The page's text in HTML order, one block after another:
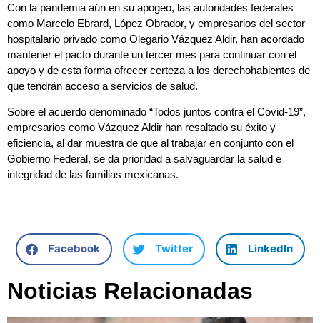
Con la pandemia aún en su apogeo, las autoridades federales
como Marcelo Ebrard, López Obrador, y empresarios del sector
hospitalario privado como Olegario Vázquez Aldir, han acordado
mantener el pacto durante un tercer mes para continuar con el
apoyo y de esta forma ofrecer certeza a los derechohabientes de
que tendrán acceso a servicios de salud.
Sobre el acuerdo denominado “Todos juntos contra el Covid-19”,
empresarios como Vázquez Aldir han resaltado su éxito y
eficiencia, al dar muestra de que al trabajar en conjunto con el
Gobierno Federal, se da prioridad a salvaguardar la salud e
integridad de las familias mexicanas.
Facebook Twitter LinkedIn
Noticias Relacionadas